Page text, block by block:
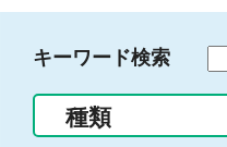
キーワード検索
る
種類